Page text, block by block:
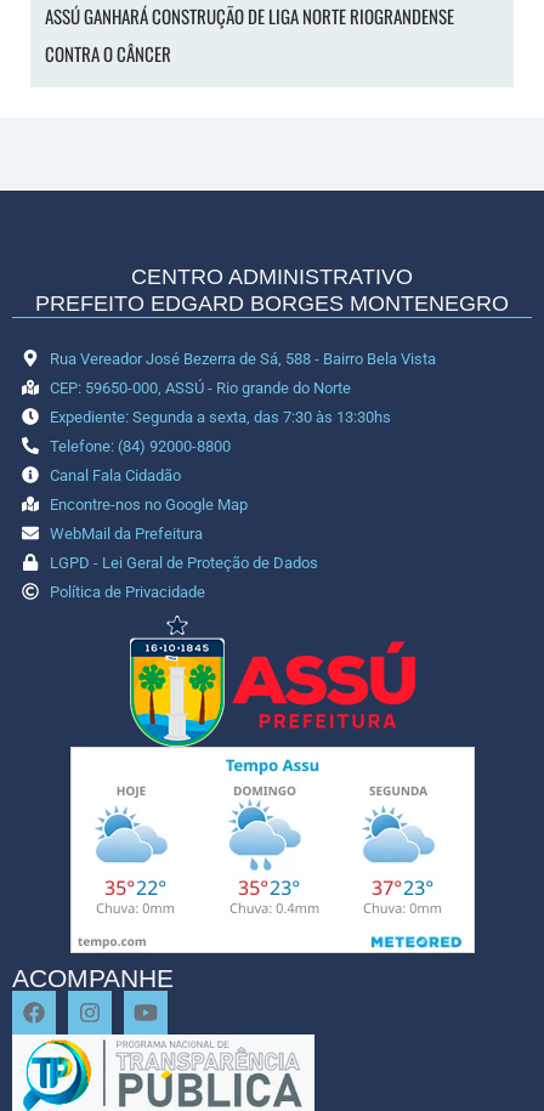
ASSÚ GANHARÁ CONSTRUÇÃO DE LIGA NORTE RIOGRANDENSE
CONTRA O CÂNCER
CENTRO ADMINISTRATIVO
PREFEITO EDGARD BORGES MONTENEGRO
Rua Vereador José Bezerra de Sá, 588 - Bairro Bela Vista
CEP: 59650-000, ASSÚ - Rio grande do Norte
Expediente: Segunda a sexta, das 7:30 às 13:30hs
Telefone: (84) 92000-8800
Canal Fala Cidadão
Encontre-nos no Google Map
WebMail da Prefeitura
LGPD - Lei Geral de Proteção de Dados
Política de Privacidade
ACOMPANHE